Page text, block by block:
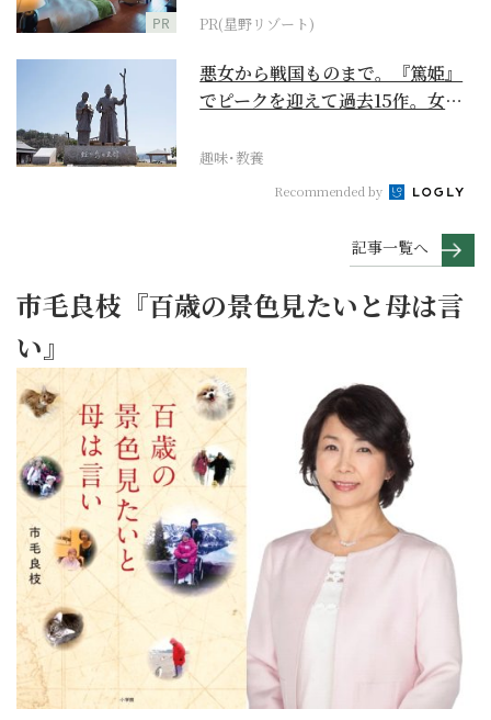
PR PR(星野リゾート)
悪女から戦国ものまで。『篤姫』
でピークを迎えて過去15作。女性
趣味･教養
Recommended by
記事一覧へ
市毛良枝『百歳の景色見たいと母は言
い』